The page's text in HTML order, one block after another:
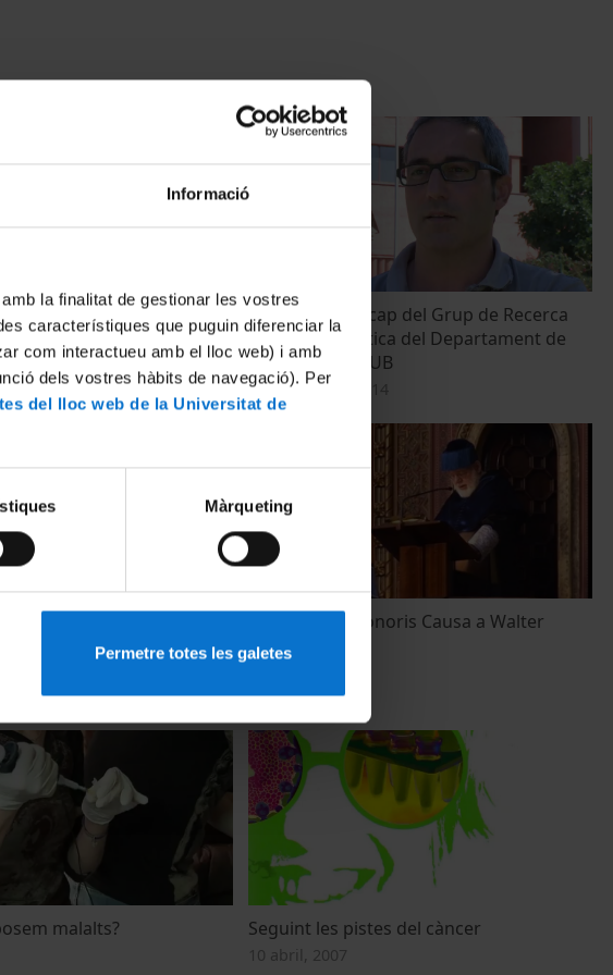
Informació
la finalitat de gestionar les vostres
característiques que puguin diferenciar la
com interactueu amb el lloc web) i amb
dels vostres hàbits de navegació). Per
del lloc web de la Universitat de
Màrqueting
Permetre totes les galetes
entre persones
gens?
Bru Cormand, cap del Grup de Recerca
de Neurogenètica del Departament de
Genètica de la UB
11 novembre, 2014
Acte Doctor Honoris Causa a Walter
Jakob Gehring
malalts? Seguint les pistes del càncer
10 abril, 2007